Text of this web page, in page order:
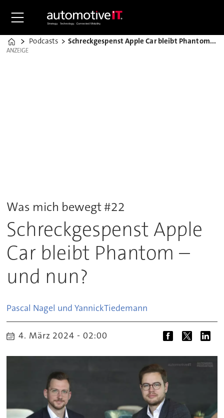
Home
Podcasts Schreckgespenst Apple Car bleibt Phantom – und nun?
ANZEIGE
ANZEIGE
Was mich bewegt #22
Schreckgespenst Apple
Car bleibt Phantom –
und nun?
Pascal Nagel und YannickTiedemann
4. März 2024 - 02:00